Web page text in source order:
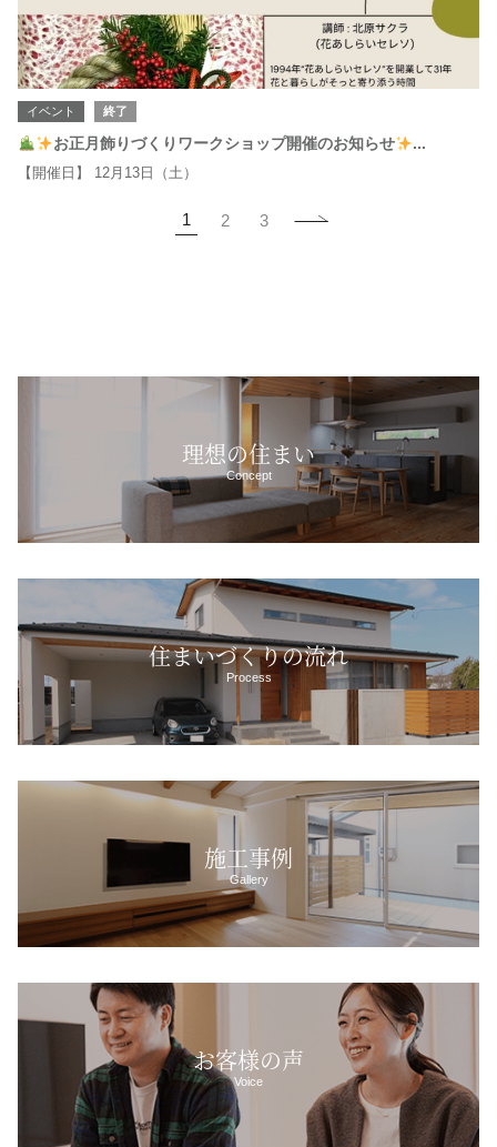
イベント 終了
お正月飾りづくりワークショップ開催のお知らせ ...
【開催日】 12月13日（土）
1 2 3
理想の住まい
Concept
住まいづくりの流れ
Process
施工事例
Gallery
お客様の声
Voice